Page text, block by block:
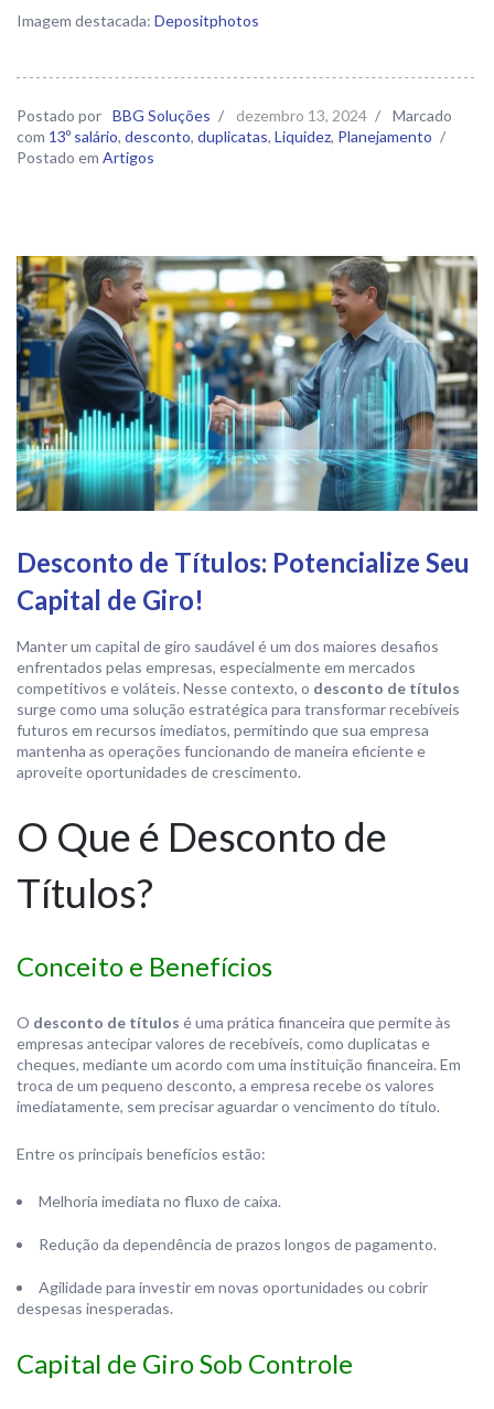
Imagem destacada: Depositphotos
Postado por BBG Soluções / dezembro 13, 2024 /
Marcado
com 13º salário, desconto, duplicatas, Liquidez, Planejamento /
Postado em Artigos
Desconto de Títulos: Potencialize Seu
Capital de Giro!
Manter um capital de giro saudável é um dos maiores desafios
enfrentados pelas empresas, especialmente em mercados
competitivos e voláteis. Nesse contexto, o desconto de títulos
surge como uma solução estratégica para transformar recebíveis
futuros em recursos imediatos, permitindo que sua empresa
mantenha as operações funcionando de maneira eficiente e
aproveite oportunidades de crescimento.
O Que é Desconto de
Títulos?
Conceito e Benefícios
O desconto de títulos é uma prática financeira que permite às
empresas antecipar valores de recebíveis, como duplicatas e
cheques, mediante um acordo com uma instituição financeira. Em
troca de um pequeno desconto, a empresa recebe os valores
imediatamente, sem precisar aguardar o vencimento do título.
Entre os principais benefícios estão:
Melhoria imediata no fluxo de caixa.
Redução da dependência de prazos longos de pagamento.
Agilidade para investir em novas oportunidades ou cobrir
despesas inesperadas.
Capital de Giro Sob Controle